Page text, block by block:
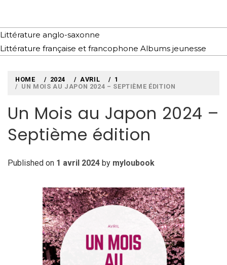
Littérature anglo-saxonne
Littérature française et francophone Albums jeunesse
HOME 2024 AVRIL
1
UN MOIS AU JAPON 2024 – SEPTIÈME ÉDITION
Un Mois au Japon 2024 –
Septième édition
Published on 1 avril 2024 by myloubook